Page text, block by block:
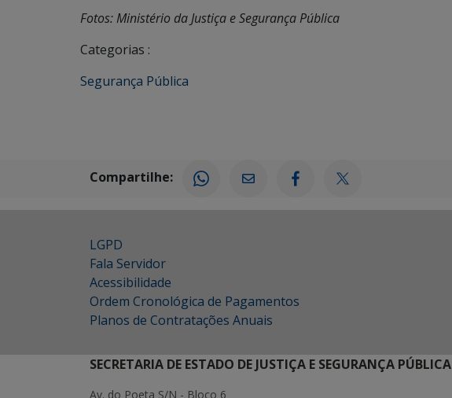
Fotos: Ministério da Justiça e Segurança Pública
Categorias :
Segurança Pública
Compartilhe:
LGPD
Fala Servidor
Acessibilidade
Ordem Cronológica de Pagamentos
Planos de Contratações Anuais
SECRETARIA DE ESTADO DE JUSTIÇA E SEGURANÇA PÚBLICA
Av. do Poeta S/N - Bloco 6